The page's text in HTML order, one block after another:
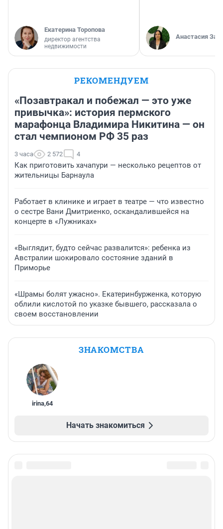
Екатерина Торопова
директор агентства
недвижимости
Анастасия
РЕКОМЕНДУЕМ
«Позавтракал и побежал — это уже
привычка»: история пермского
марафонца Владимира Никитина — он
стал чемпионом РФ 35 раз
3 часа 2 572 4
Как приготовить хачапури — несколько рецептов от
жительницы Барнаула
Работает в клинике и играет в театре — что известно
о сестре Вани Дмитриенко, оскандалившейся на
концерте в «Лужниках»
«Выглядит, будто сейчас развалится»: ребенка из
Австралии шокировало состояние зданий в
Приморье
«Шрамы болят ужасно». Екатеринбурженка, которую
облили кислотой по указке бывшего, рассказала о
своем восстановлении
ЗНАКОМСТВА
irina,64
Начать знакомиться